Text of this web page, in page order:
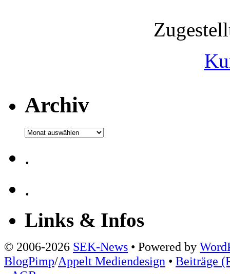
Archiv
Archiv
.
.
Links & Infos
© 2006-2026 SEK-News • Powered by
BlogPimp/Appelt Mediendesign • Beiträge